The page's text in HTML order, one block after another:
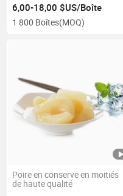
6,00-18,00 $US/Boîte
1 800 Boîtes(MOQ)
Poire en conserve en moitiés
de haute qualité